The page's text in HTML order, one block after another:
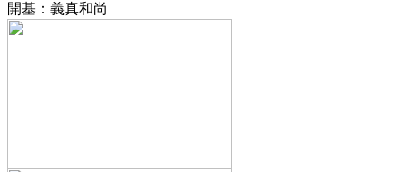
開基 ： 義真和尚